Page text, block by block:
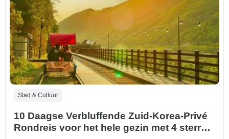
Stad & Cultuur
10 Daagse Verbluffende Zuid-Korea-Privé
Rondreis voor het hele gezin met 4 sterren